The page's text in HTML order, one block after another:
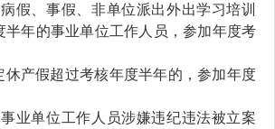
病假、事假、非单位派出外出学习培训
半年的事业单位工作人员，参加年度考
休产假超过考核年度半年的 ，参加年度
事业单位工作人员涉嫌违纪违法被立案